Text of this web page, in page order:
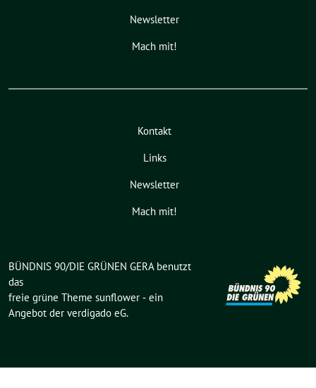
Newsletter
Mach mit!
Kontakt
Links
Newsletter
Mach mit!
BÜNDNIS 90/DIE GRÜNEN GERA benutzt
das
freie grüne Theme sunflower ‐ ein
Angebot der verdigado eG.